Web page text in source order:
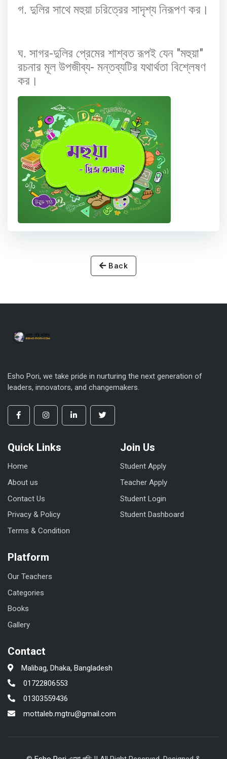
গ. দুলির সাথে মহুয়া চরিত্রের সাদৃশ্য নিরূপণ কর।
ঘ. সাগর-দুলির প্রেমের শাশ্বত রূপই যেন "মহুয়া"
রচনার মূল উপজীব্য- মন্তব্যটির যথার্থতা বিশ্লেষণ
কর।
Back
Esho Pori, we take pride in nurturing the next generation of
leaders, innovators, and changemakers.
Quick Links
Home
About us
Contact Us
Privacy & Policy
Terms & Condition
Join Us
Student Apply
Teacher Apply
Student Login
Student Dashboard
Platform
Our Teachers
Categories
Books
Gallery
Contact
Malibag, Dhaka, Bangladesh
01722806553
01303559436
mottaleb.mgtru@gmail.com